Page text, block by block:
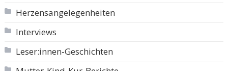
Herzensangelegenheiten
Interviews
Leser:innen-Geschichten